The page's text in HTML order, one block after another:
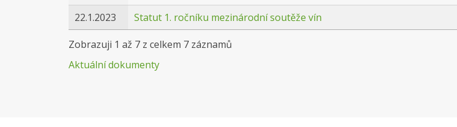
22.1.2023
Statut 1. ročníku mezinárodní soutěže vín
Zobrazuji 1 až 7 z celkem 7 záznamů
Aktuální dokumenty